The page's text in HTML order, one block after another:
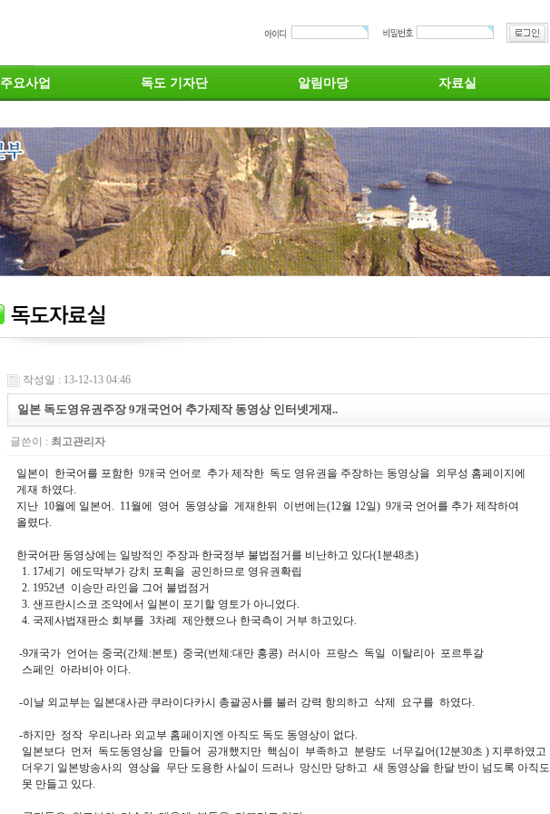
주요사업 독도 기자단 알림마당 자료실
작성일 : 13-12-13 04:46
일본 독도영유권주장 9개국언어 추가제작 동영상 인터넷게재..
글쓴이 : 최고관리자
일본이 한국어를 포함한 9개국 언어로 추가 제작한 독도 영유권을 주장하는 동영상을 외무성 홈페이지에
게재 하였다.
지난 10월에 일본어. 11월에 영어 동영상을 게재한뒤 이번에는(12월 12일) 9개국 언어를 추가 제작하여
올렸다.
한국어판 동영상에는 일방적인 주장과 한국정부 불법점거를 비난하고 있다(1분48초)
1. 17세기 에도막부가 강치 포획을 공인하므로 영유권확립
2. 1952년 이승만 라인을 그어 불법점거
3. 샌프란시스코 조약에서 일본이 포기할 영토가 아니었다.
4. 국제사법재판소 회부를 3차례 제안했으나 한국측이 거부 하고있다.
-9개국가 언어는 중국(간체:본토) 중국(번체:대만 홍콩) 러시아 프랑스 독일 이탈리아 포르투갈
스페인 아라비아 이다.
-이날 외교부는 일본대사관 쿠라이다카시 총괄공사를 불러 강력 항의하고 삭제 요구를 하였다.
-하지만 정작 우리나라 외교부 홈페이지엔 아직도 독도 동영상이 없다.
일본보다 먼저 독도동영상을 만들어 공개했지만 핵심이 부족하고 분량도 너무길어(12분30초 ) 지루하였고
더우기 일본방송사의 영상을 무단 도용한 사실이 드러나 망신만 당하고 새 동영상을 한달 반이 넘도록 아직도
못 만들고 있다.